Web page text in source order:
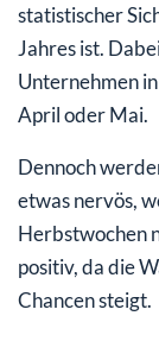
statistischer
Jahres ist.
Unternehmen
April oder Mai.
Dennoch
etwas nervös,
Herbstwochen
positiv, da die
Chancen steigt.